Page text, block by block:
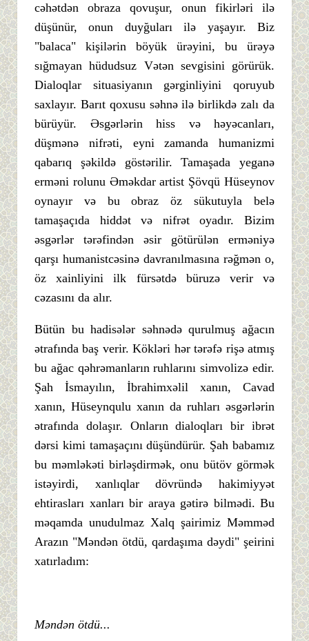
cəhətdən obraza qovuşur, onun fikirləri ilə
düşünür, onun duyğuları ilə yaşayır. Biz
"balaca" kişilərin böyük ürəyini, bu ürəyə
sığmayan hüdudsuz Vətən sevgisini görürük.
Dialoqlar situasiyanın gərginliyini qoruyub
saxlayır. Barıt qoxusu səhnə ilə birlikdə zalı da
bürüyür. Əsgərlərin hiss və həyəcanları,
düşmənə nifrəti, eyni zamanda humanizmi
qabarıq şəkildə göstərilir. Tamaşada yeganə
erməni rolunu Əməkdar artist Şövqü Hüseynov
oynayır və bu obraz öz sükutuyla belə
tamaşaçıda hiddət və nifrət oyadır. Bizim
əsgərlər tərəfindən əsir götürülən erməniyə
qarşı humanistcəsinə davranılmasına rəğmən o,
öz xainliyini ilk fürsətdə büruzə verir və
cəzasını da alır.
Bütün bu hadisələr səhnədə qurulmuş ağacın
ətrafında baş verir. Kökləri hər tərəfə rişə atmış
bu ağac qəhrəmanların ruhlarını simvolizə edir.
Şah İsmayılın, İbrahimxəlil xanın, Cavad
xanın, Hüseynqulu xanın da ruhları əsgərlərin
ətrafında dolaşır. Onların dialoqları bir ibrət
dərsi kimi tamaşaçını düşündürür. Şah babamız
bu məmləkəti birləşdirmək, onu bütöv görmək
istəyirdi, xanlıqlar dövründə hakimiyyət
ehtirasları xanları bir araya gətirə bilmədi. Bu
məqamda unudulmaz Xalq şairimiz Məmməd
Arazın "Məndən ötdü, qardaşıma dəydi" şeirini
xatırladım:
Məndən ötdü...